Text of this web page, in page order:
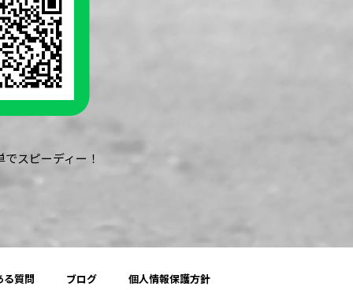
スピーディー！
る質問 ブログ 個人情報保護方針